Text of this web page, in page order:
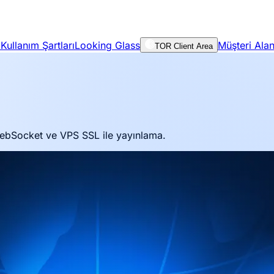
ŞartlarıLooking Glass TOR Client Area Müşteri
ve VPS SSL ile yayınlama.